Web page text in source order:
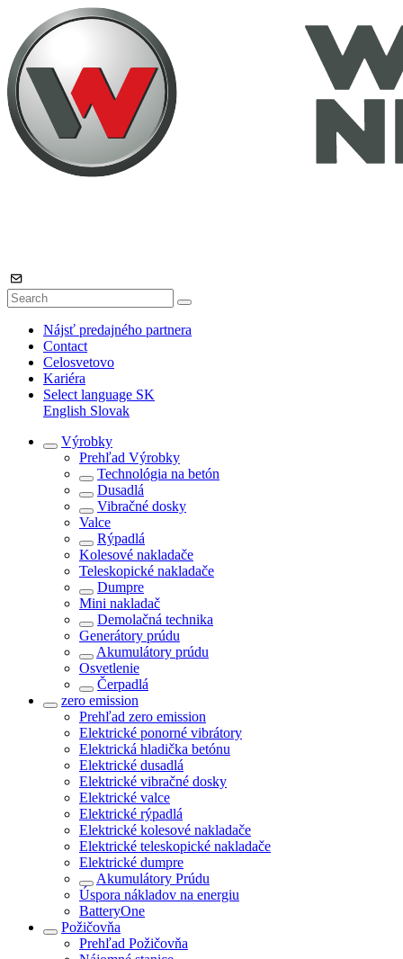
Nájsť predajného partnera
Contact
Celosvetovo
Kariéra
Select language SK
English Slovak
Výrobky
Prehľad Výrobky
Technológia na betón
Dusadlá
Vibračné dosky
Valce
Rýpadlá
Kolesové nakladače
Teleskopické nakladače
Dumpre
Mini nakladač
Demolačná technika
Generátory prúdu
Akumulátory prúdu
Osvetlenie
Čerpadlá
zero emission
Prehľad zero emission
Elektrické ponorné vibrátory
Elektrická hladička betónu
Elektrické dusadlá
Elektrické vibračné dosky
Elektrické valce
Elektrické rýpadlá
Elektrické kolesové nakladače
Elektrické teleskopické nakladače
Elektrické dumpre
Akumulátory Prúdu
Úspora nákladov na energiu
BatteryOne
Požičovňa
Prehľad Požičovňa